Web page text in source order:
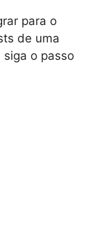
para o
de uma
siga o passo